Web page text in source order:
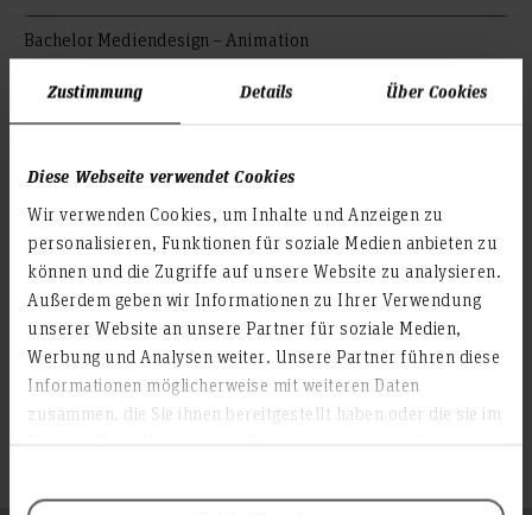
Zustimmung Details Über Cookies
Diese Webseite verwendet Cookies
Wir verwenden Cookies, um Inhalte und Anzeigen zu
personalisieren, Funktionen für soziale Medien anbieten zu
können und die Zugriffe auf unsere Website zu analysieren.
Außerdem geben wir Informationen zu Ihrer Verwendung
unserer Website an unsere Partner für soziale Medien,
Werbung und Analysen weiter. Unsere Partner führen diese
Informationen möglicherweise mit weiteren Daten
zusammen, die Sie ihnen bereitgestellt haben oder die sie im
Bachelor Mediendesign – Animation
Erstprüfer: Prof. Timo Schnitt
Zweitprüfer: Nick Zieske
© Carina Netzer
© Carina Netzer
© Carina Netzer